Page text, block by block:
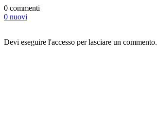
0 commenti
0 nuovi
Devi eseguire l'accesso per lasciare un commento.